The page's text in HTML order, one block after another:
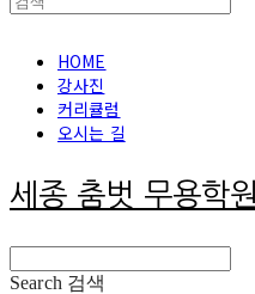
HOME
강사진
커리큘럼
오시는 길
세종 춤벗 무용학원
Search 검색